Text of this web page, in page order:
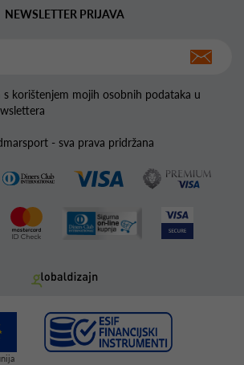
NEWSLETTER PRIJAVA
s korištenjem mojih osobnih podataka u
- sva prava pridržana